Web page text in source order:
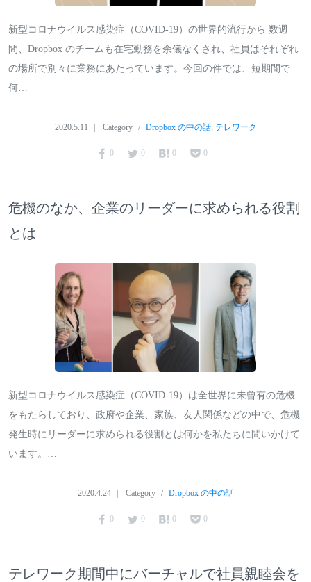
新型コロナウイルス感染症（COVID-19）の世界的流行から 数週
間、Dropbox のチームも在宅勤務を余儀なくされ、社員はそれぞれ
の場所で別々に業務にあたっています。今回の件では、短期間で
何…
2020.5.11 Category Dropbox の中の話, テレワーク
0 0 0 0
危機のなか、企業のリーダーに求められる役割
とは
新型コロナウイルス感染症（COVID-19）は全世界に未曾有の危機
をもたらしており、政府や企業、家族、友人関係などの中で、危機
発生時にリーダーに求められる役割とは何かを私たちに問いかけて
います。…
2020.4.24 Category Dropbox の中の話
0 0 0 0
テレワーク期間中にバーチャルで社員親睦会を